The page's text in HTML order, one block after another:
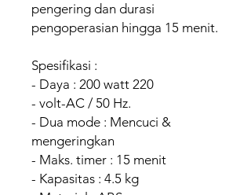
pengering dan durasi
pengoperasian hingga 15 menit.
Spesifikasi :
- Daya : 200 watt 220
- volt-AC / 50 Hz.
- Dua mode : Mencuci &
mengeringkan
- Maks. timer : 15 menit
- Kapasitas : 4.5 kg